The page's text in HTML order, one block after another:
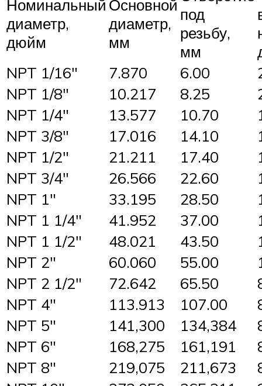
Номинальный
диаметр,
дюйм
Основной
диаметр,
мм
под
резьбу,
мм
NPT 1/16″
7.870 6.00
NPT 1/8″
10.217 8.25
NPT 1/4″
13.577 10.70
NPT 3/8″
17.016 14.10
NPT 1/2″
21.211 17.40
NPT 3/4″
26.566 22.60
NPT 1″
33.195 28.50
NPT 1 1/4″
41.952 37.00
NPT 1 1/2″
48.021 43.50
NPT 2″
60.060 55.00
NPT 2 1/2″
72.642 65.50
NPT 4″
113.913 107.00
NPT 5″
141,300 134,384
NPT 6″
168,275 161,191
NPT 8″
219,075 211,673